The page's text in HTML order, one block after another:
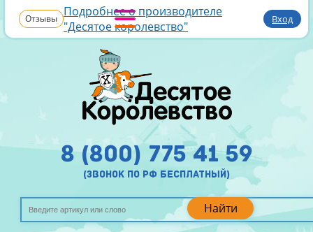
Отзывы Подробнее о производителе
"Десятое королевство"
Вход
Найти
8 (800) 775 41 59
(звонок по рф бесплатный)